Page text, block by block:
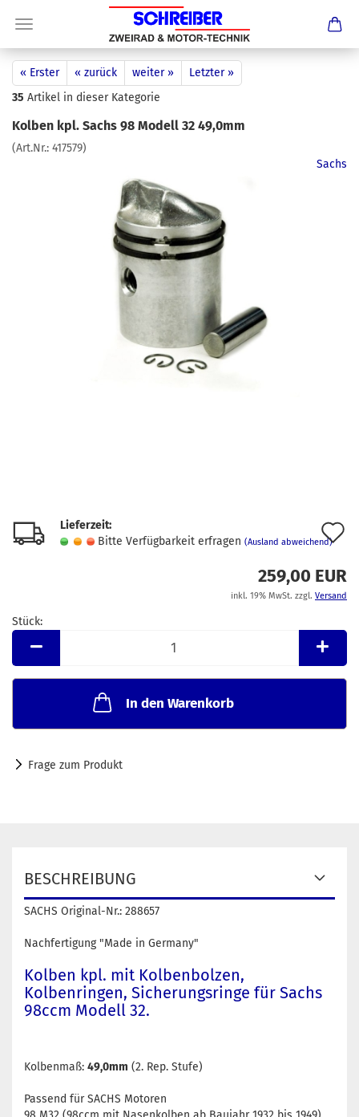
« Erster « zurück weiter »
Letzter »
35 Artikel in dieser Kategorie
Kolben kpl. Sachs 98 Modell 32 49,0mm
(Art.Nr.: 417579)
Sachs
Lieferzeit:
Bitte Verfügbarkeit erfragen (Ausland abweichend)
259,00 EUR
inkl. 19% MwSt. zzgl. Versand
Stück:
Stück
In den Warenkorb
Frage zum Produkt
BESCHREIBUNG
SACHS Original-Nr.: 288657
Nachfertigung "Made in Germany"
Kolben kpl. mit Kolbenbolzen,
Kolbenringen, Sicherungsringe für Sachs
98ccm Modell 32.
Kolbenmaß: 49,0mm (2. Rep. Stufe)
Passend für SACHS Motoren